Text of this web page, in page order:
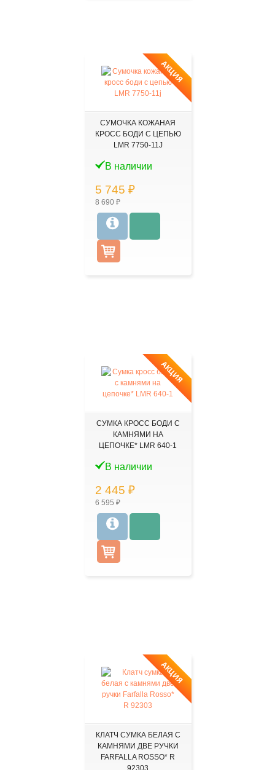
АКЦИЯ
СУМОЧКА КОЖАНАЯ
КРОСС БОДИ С ЦЕПЬЮ
LMR 7750-11J
В наличии
5 745 ₽
8 690 ₽
АКЦИЯ
СУМКА КРОСС БОДИ С
КАМНЯМИ НА
ЦЕПОЧКЕ* LMR 640-1
В наличии
2 445 ₽
6 595 ₽
АКЦИЯ
КЛАТЧ СУМКА БЕЛАЯ С
КАМНЯМИ ДВЕ РУЧКИ
FARFALLA ROSSO* R
92303